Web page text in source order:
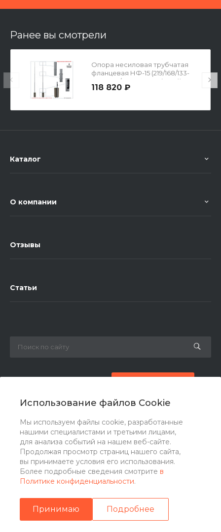
Использование файлов Cookie
Мы используем файлы cookie, разработанные
нашими специалистами и третьими лицами,
для анализа событий на нашем веб-сайте.
Продолжая просмотр страниц нашего сайта,
вы принимаете условия его использования.
Более подробные сведения смотрите в
Политике конфиденциальности.
Принимаю Подробнее
Ранее вы смотрели
Опора несиловая трубчатая
фланцевая НФ-15 (219/168/133-
500х500/400х16-4х36(М30))
118 820 ₽
Каталог
О компании
Отзывы
Статьи
zakaz@ogk-opora.ru
г. Москва, г. Москва, ул. 7-я Парковая, 24